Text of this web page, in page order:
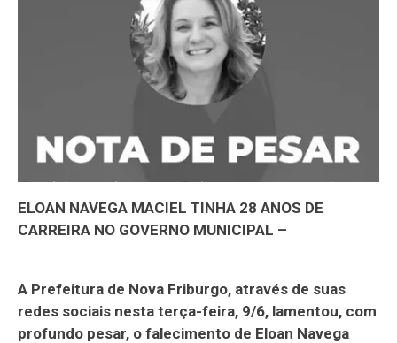
ELOAN NAVEGA MACIEL TINHA 28 ANOS DE
CARREIRA NO GOVERNO MUNICIPAL –
A Prefeitura de Nova Friburgo, através de suas
redes sociais nesta terça-feira, 9/6, lamentou, com
profundo pesar, o falecimento de Eloan Navega